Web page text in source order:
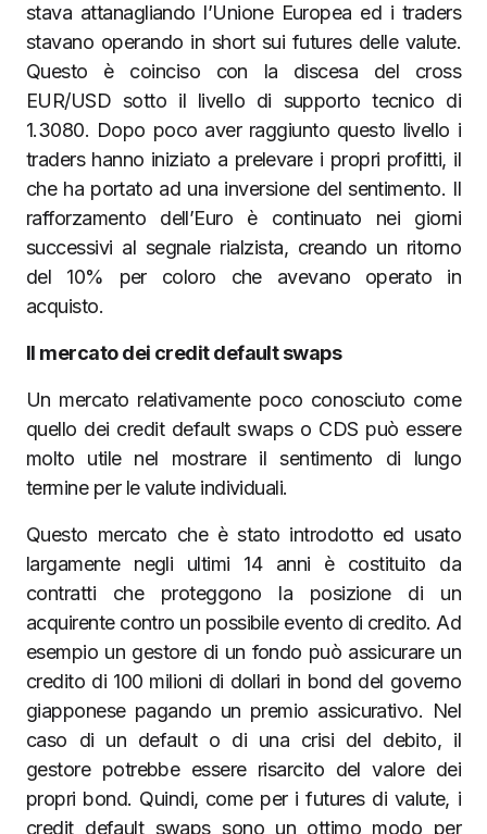
stava attanagliando l’Unione Europea ed i traders
stavano operando in short sui futures delle valute.
Questo è coinciso con la discesa del cross
EUR/USD sotto il livello di supporto tecnico di
1.3080. Dopo poco aver raggiunto questo livello i
traders hanno iniziato a prelevare i propri profitti, il
che ha portato ad una inversione del sentimento. Il
rafforzamento dell’Euro è continuato nei giorni
successivi al segnale rialzista, creando un ritorno
del 10% per coloro che avevano operato in
acquisto.
Il mercato dei credit default swaps
Un mercato relativamente poco conosciuto come
quello dei credit default swaps o CDS può essere
molto utile nel mostrare il sentimento di lungo
termine per le valute individuali.
Questo mercato che è stato introdotto ed usato
largamente negli ultimi 14 anni è costituito da
contratti che proteggono la posizione di un
acquirente contro un possibile evento di credito. Ad
esempio un gestore di un fondo può assicurare un
credito di 100 milioni di dollari in bond del governo
giapponese pagando un premio assicurativo. Nel
caso di un default o di una crisi del debito, il
gestore potrebbe essere risarcito del valore dei
propri bond. Quindi, come per i futures di valute, i
credit default swaps sono un ottimo modo per